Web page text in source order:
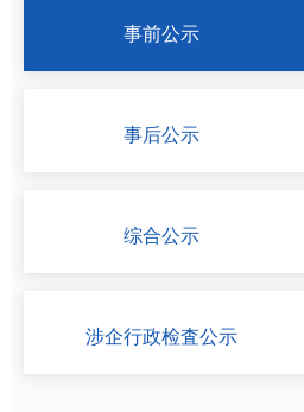
事前公示
事后公示
综合公示
涉企行政检査公示